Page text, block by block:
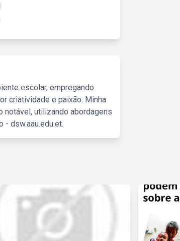
escolar, empregando
criatividade e paixão. Minha
notável, utilizando abordagens
dsw.aau.edu.et.